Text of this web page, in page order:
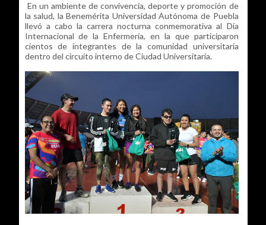
En un ambiente de convivencia, deporte y promoción de
la salud, la Benemérita Universidad Autónoma de Puebla
llevó a cabo la carrera nocturna conmemorativa al Día
Internacional de la Enfermería, en la que participaron
cientos de integrantes de la comunidad universitaria
dentro del circuito interno de Ciudad Universitaria.